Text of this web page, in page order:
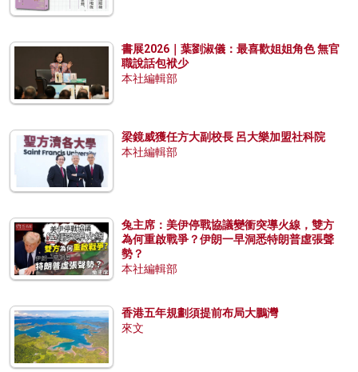
書展2026｜葉劉淑儀：最喜歡姐姐角色 無官
職說話包袱少
本社編輯部
梁鏡威獲任方大副校長 呂大樂加盟社科院
本社編輯部
兔主席：美伊停戰協議變衝突導火線，雙方
為何重啟戰爭？伊朗一早洞悉特朗普虛張聲
勢？
本社編輯部
香港五年規劃須提前布局大鵬灣
來文